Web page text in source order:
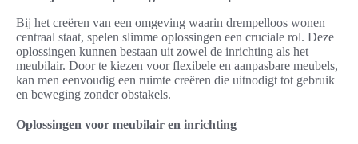
Bij het creëren van een omgeving waarin drempelloos wonen
centraal staat, spelen slimme oplossingen een cruciale rol. Deze
oplossingen kunnen bestaan uit zowel de inrichting als het
meubilair. Door te kiezen voor flexibele en aanpasbare meubels,
kan men eenvoudig een ruimte creëren die uitnodigt tot gebruik
en beweging zonder obstakels.
Oplossingen voor meubilair en inrichting